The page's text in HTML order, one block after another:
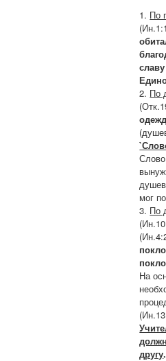
1. По
2. По
мог
3. По
На
другу.